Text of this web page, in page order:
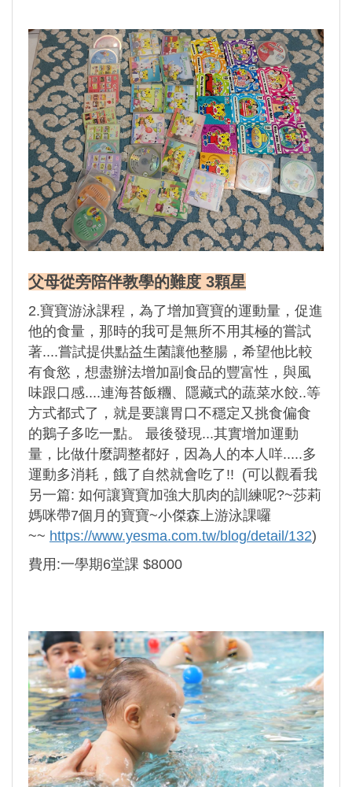
父母從旁陪伴教學的難度 3顆星
2.寶寶游泳課程，為了增加寶寶的運動量，促進
他的食量，那時的我可是無所不用其極的嘗試
著....嘗試提供點益生菌讓他整腸，希望他比較
有食慾，想盡辦法增加副食品的豐富性，與風
味跟口感....連海苔飯糰、隱藏式的蔬菜水餃..等
方式都式了，就是要讓胃口不穩定又挑食偏食
的鵝子多吃一點。 最後發現...其實增加運動
量，比做什麼調整都好，因為人的本人咩.....多
運動多消耗，餓了自然就會吃了!! (可以觀看我
另一篇: 如何讓寶寶加強大肌肉的訓練呢?~莎莉
媽咪帶7個月的寶寶~小傑森上游泳課囉
~~ https://www.yesma.com.tw/blog/detail/132)
費用:一學期6堂課 $8000